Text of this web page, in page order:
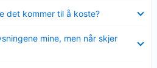
det kommer til å koste?
mine, men når skjer